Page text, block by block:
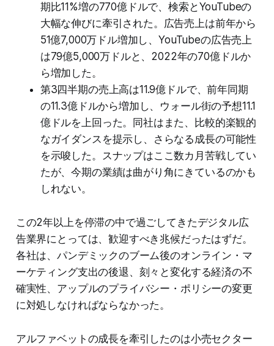
期比11%増の770億ドルで、検索とYouTubeの
大幅な伸びに牽引された。広告売上は前年から
51億7,000万ドル増加し、YouTubeの広告売上
は79億5,000万ドルと、2022年の70億ドルか
ら増加した。
第3四半期の売上高は11.9億ドルで、前年同期
の11.3億ドルから増加し、ウォール街の予想11.1
億ドルを上回った。同社はまた、比較的楽観的
なガイダンスを提示し、さらなる成長の可能性
を示唆した。スナップはここ数カ月苦戦してい
たが、今期の業績は曲がり角にきているのかも
しれない。
この2年以上を停滞の中で過ごしてきたデジタル広
告業界にとっては、歓迎すべき兆候だったはずだ。
各社は、パンデミックのブーム後のオンライン・マ
ーケティング支出の後退、刻々と変化する経済の不
確実性、アップルのプライバシー・ポリシーの変更
に対処しなければならなかった。
アルファベットの成長を牽引したのは小売セクター